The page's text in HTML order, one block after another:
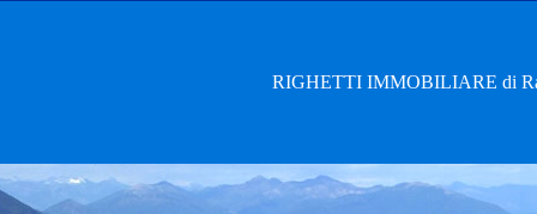
RIGHETTI IMMOBILIARE di